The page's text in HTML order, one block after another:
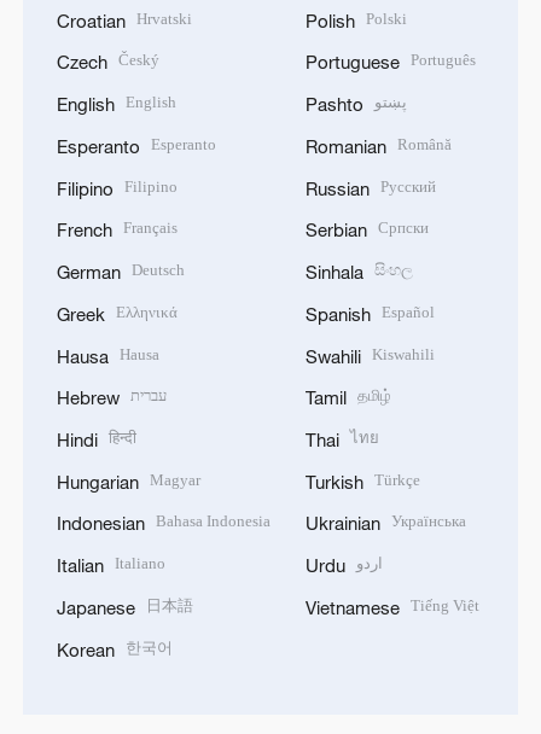
Croatian Hrvatski
Czech Český
English English
Esperanto Esperanto
Filipino Filipino
French Français
German Deutsch
Greek Ελληνικά
Hausa Hausa
Hebrew עברית
Hindi हिन्दी
Hungarian Magyar
Indonesian Bahasa Indonesia
Italian Italiano
Japanese 日本語
Korean 한국어
Polish Polski
Portuguese Português
Pashto پښتو
Romanian Română
Russian Русский
Serbian Српски
Sinhala සිංහල
Spanish Español
Swahili Kiswahili
Tamil தமிழ்
Thai ไทย
Turkish Türkçe
Ukrainian Українська
Urdu اردو
Vietnamese Tiếng Việt